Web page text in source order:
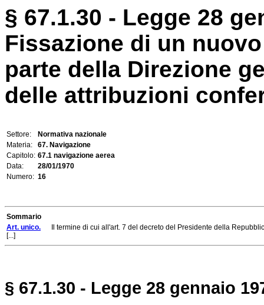
§ 67.1.30 - Legge 28
Fissazione di un
parte della Direzione
delle attribuzioni
Settore:
Normativa nazionale
Materia:
67. Navigazione
Capitolo: 67.1 navigazione aerea
Data:
28/01/1970
Numero: 16
Sommario
Art. unico. Il termine di cui all'art. 7 del decreto del Presidente della
[...]
§ 67.1.30 - Legge 28 gennaio